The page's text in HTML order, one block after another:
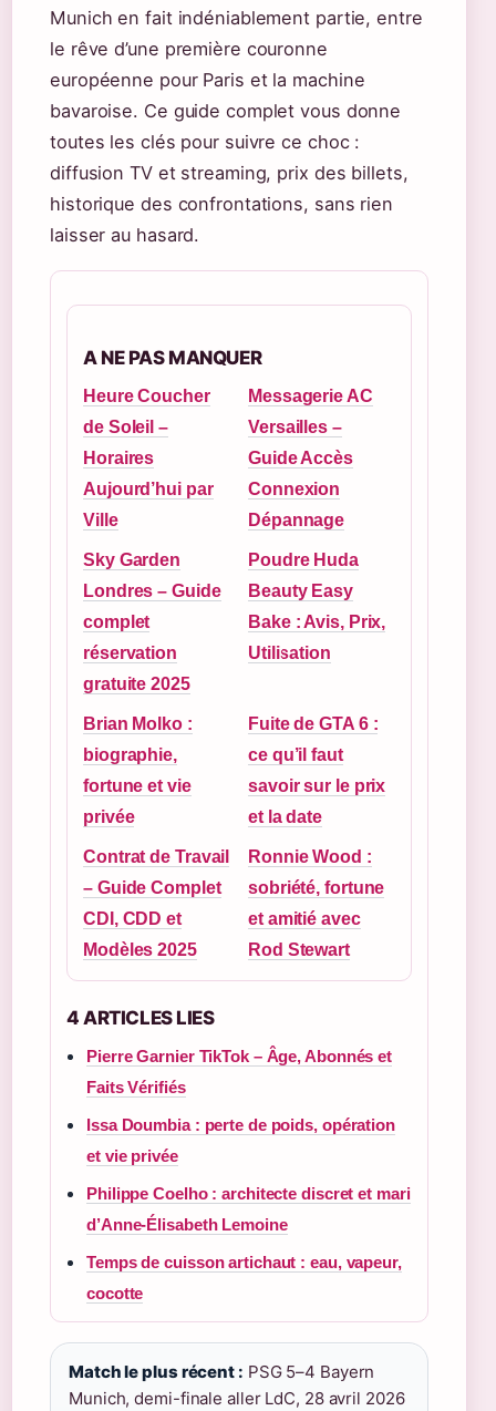
Munich en fait indéniablement partie, entre
le rêve d’une première couronne
européenne pour Paris et la machine
bavaroise. Ce guide complet vous donne
toutes les clés pour suivre ce choc :
diffusion TV et streaming, prix des billets,
historique des confrontations, sans rien
laisser au hasard.
A NE PAS MANQUER
Heure Coucher
de Soleil –
Horaires
Aujourd’hui par
Ville
Messagerie AC
Versailles –
Guide Accès
Connexion
Dépannage
Sky Garden
Londres – Guide
complet
réservation
gratuite 2025
Poudre Huda
Beauty Easy
Bake : Avis, Prix,
Utilisation
Brian Molko :
biographie,
fortune et vie
privée
Fuite de GTA 6 :
ce qu’il faut
savoir sur le prix
et la date
Contrat de Travail
– Guide Complet
CDI, CDD et
Modèles 2025
Ronnie Wood :
sobriété, fortune
et amitié avec
Rod Stewart
4 ARTICLES LIES
Pierre Garnier TikTok – Âge, Abonnés et
Faits Vérifiés
Issa Doumbia : perte de poids, opération
et vie privée
Philippe Coelho : architecte discret et mari
d’Anne-Élisabeth Lemoine
Temps de cuisson artichaut : eau, vapeur,
cocotte
Match le plus récent : PSG 5–4 Bayern
Munich, demi-finale aller LdC, 28 avril 2026